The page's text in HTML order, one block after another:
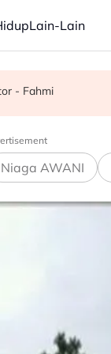
Lain-Lain
- Fahmi
Niaga AWANI